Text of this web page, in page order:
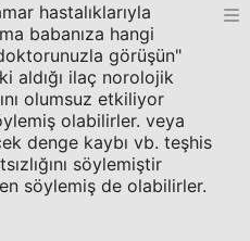
hastalıklarıyla
babanıza hangi
görüşün"
aldığı ilaç norolojik
olumsuz etkiliyor
olabilirler. veya
denge kaybı vb. teşhis
söylemiştir
söylemiş de olabilirler.